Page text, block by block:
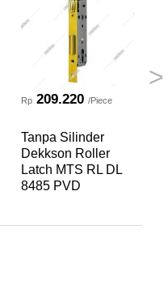
>
Rp 209.220 /Piece
Tanpa Silinder
Dekkson Roller
Latch MTS RL DL
8485 PVD